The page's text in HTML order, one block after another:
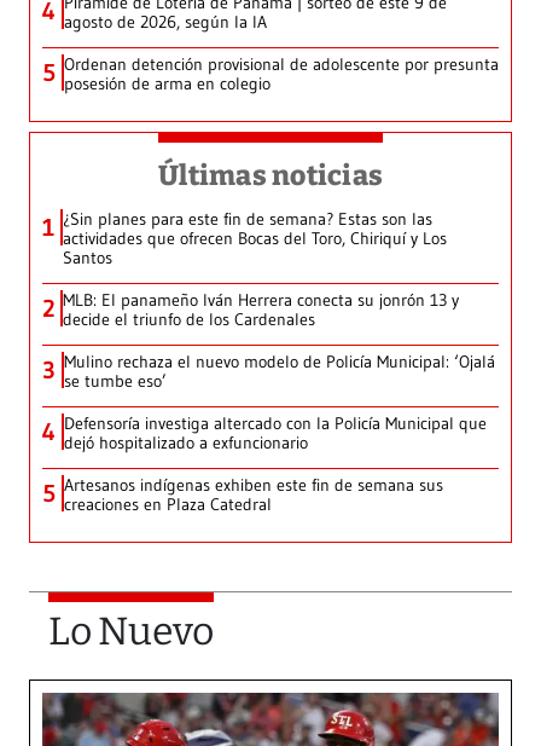
4 agosto de 2026, según la IA
5 Ordenan detención provisional de adolescente por presunta
posesión de arma en colegio
Últimas noticias
1 ¿Sin planes para este fin de semana? Estas son las
actividades que ofrecen Bocas del Toro, Chiriquí y Los
Santos
2 MLB: El panameño Iván Herrera conecta su jonrón 13 y
decide el triunfo de los Cardenales
3 Mulino rechaza el nuevo modelo de Policía Municipal: ‘Ojalá
se tumbe eso’
4 Defensoría investiga altercado con la Policía Municipal que
dejó hospitalizado a exfuncionario
5 Artesanos indígenas exhiben este fin de semana sus
creaciones en Plaza Catedral
Lo Nuevo